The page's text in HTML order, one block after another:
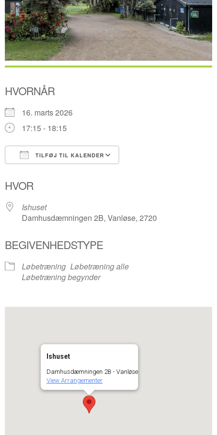
HVORNÅR
16. marts 2026
17:15 - 18:15
TILFØJ TIL KALENDER
HVOR
Ishuset
Damhusdæmningen 2B, Vanløse, 2720
BEGIVENHEDSTYPE
Løbetræning Løbetræning alle
Løbetræning begynder
Ishuset
Damhusdæmningen 2B - Vanløse
View Arrangementer